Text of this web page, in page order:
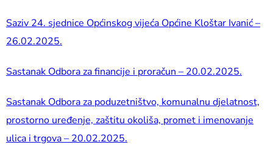
Saziv 24. sjednice Općinskog vijeća Općine Kloštar Ivanić –
26.02.2025.
Sastanak Odbora za financije i proračun – 20.02.2025.
Sastanak Odbora za poduzetništvo, komunalnu djelatnost,
prostorno uređenje, zaštitu okoliša, promet i imenovanje
ulica i trgova – 20.02.2025.